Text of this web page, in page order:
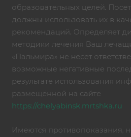
образовательных целей.
должны использовать их в
рекомендаций. Определяет
методики лечения Ваш
«Пальмира» не несет
возможные негативные
результате использования
размещённой на сайте
https://chelyabinsk.mrtshka.ru
Имеются противопоказания,